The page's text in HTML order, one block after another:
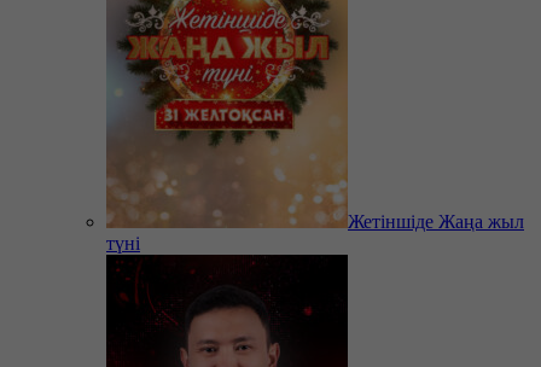
Жетіншіде Жаңа жыл
түні